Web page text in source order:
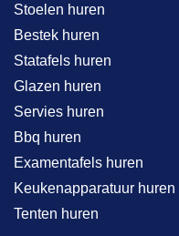
Stoelen huren
Bestek huren
Statafels huren
Glazen huren
Servies huren
Bbq huren
Examentafels huren
Keukenapparatuur huren
Tenten huren